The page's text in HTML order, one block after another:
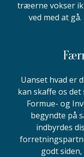
træerne vokser
ved med at
Uanset hvad er
kan skaffe os
Formue- og
begyndte på
indbyrdes
godt